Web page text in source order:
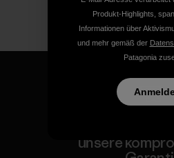
unsere
Produkt-Highlights,
Informationen über
und mehr gemäß der
Patagonia